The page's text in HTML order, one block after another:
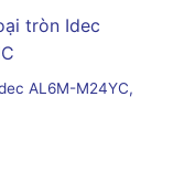
AL6M-M24YC,